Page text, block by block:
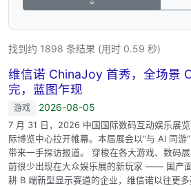
找到约 1898 条结果 (用时 0.59 秒)
维信诺 ChinaJoy 首秀，全场景
完，蓝图乍现
游戏 2026-08-05
7 月 31 日，2026 中国国际数码互动娱乐展
际博览中心拉开帷幕。本届展会以“与 AI 同游
带来一手探访报道。 穿梭在各大游戏、数码
前很少出现在大众娱乐展的新玩家 —— 国产
耕 B 端新型显示赛道的企业，维信诺以往更